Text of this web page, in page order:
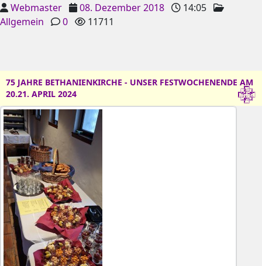
Webmaster 08. Dezember 2018
14:05
Allgemein
0 11711
75 JAHRE BETHANIENKIRCHE - UNSER FESTWOCHENENDE AM
20.21. APRIL 2024